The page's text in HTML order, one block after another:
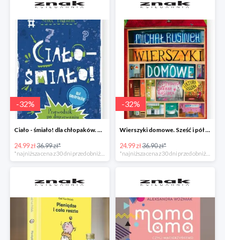
-32%
Ciało - śmiało! dla chłopaków. Przewodnik po dojrzewaniu -32%
24.99 zł36.99 zł*
*najniższa cena z 30 dni przed obniżką
-32%
Wierszyki domowe. Sześć i pół tuzinka wierszyków Rusinka -32%
24.99 zł36.90 zł*
*najniższa cena z 30 dni przed obniżką